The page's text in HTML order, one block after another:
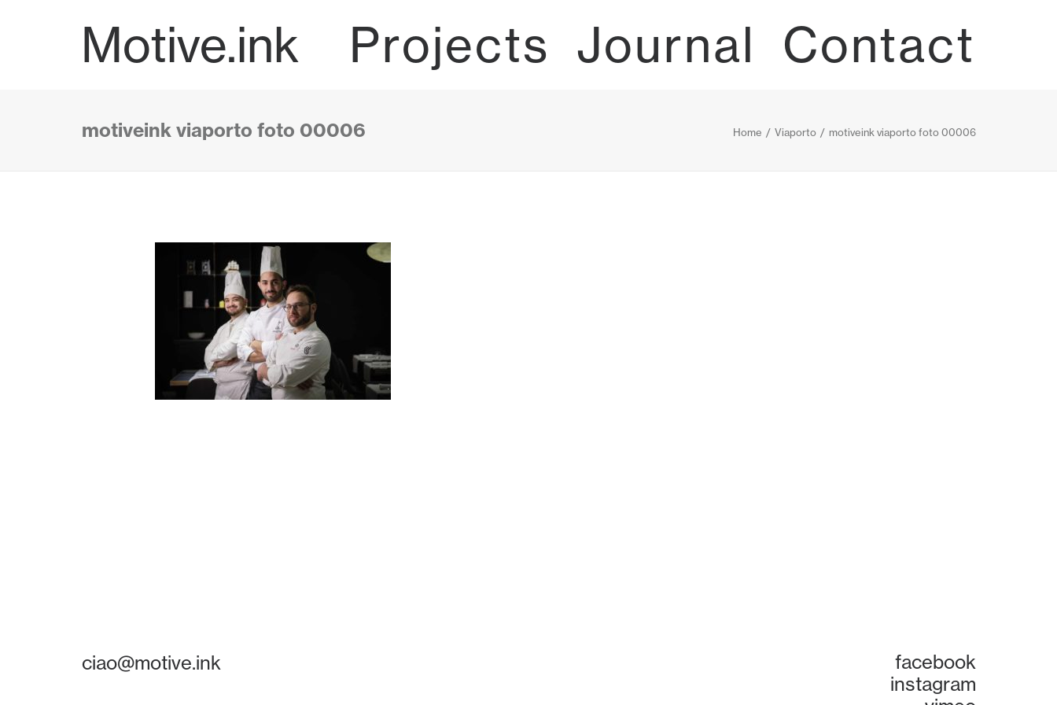
Motive.ink Projects Journal Contact
motiveink viaporto foto 00006 Home Viaporto motiveink viaporto foto 00006
ciao@motive.ink
facebook
instagram